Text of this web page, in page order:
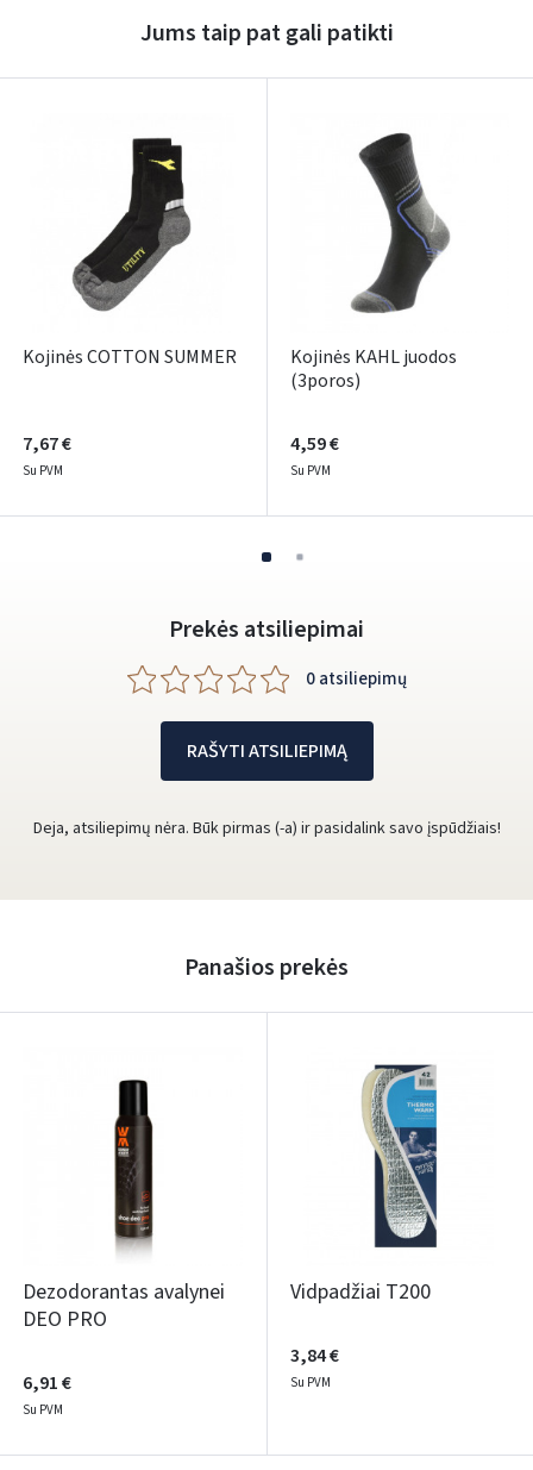
Jums taip pat gali patikti
Kojinės COTTON SUMMER
7,67 €
Su PVM
Kojinės KAHL juodos
(3poros)
4,59 €
Su PVM
Prekės atsiliepimai
0 atsiliepimų
RAŠYTI ATSILIEPIMĄ
Deja, atsiliepimų nėra. Būk pirmas (-a) ir pasidalink savo įspūdžiais!
Panašios prekės
Dezodorantas avalynei
DEO PRO
6,91 €
Su PVM
Vidpadžiai T200
3,84 €
Su PVM
Pamiršote slaptažodį?
Dar neturite paskyros? Registruokites